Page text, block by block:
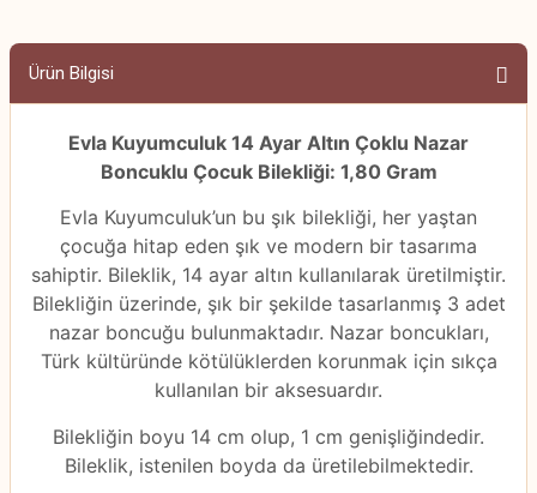
Ürün Bilgisi
Evla Kuyumculuk 14 Ayar Altın Çoklu Nazar
Boncuklu Çocuk Bilekliği: 1,80 Gram
Evla Kuyumculuk’un bu şık bilekliği, her yaştan
çocuğa hitap eden şık ve modern bir tasarıma
sahiptir. Bileklik, 14 ayar altın kullanılarak üretilmiştir.
Bilekliğin üzerinde, şık bir şekilde tasarlanmış 3 adet
nazar boncuğu bulunmaktadır. Nazar boncukları,
Türk kültüründe kötülüklerden korunmak için sıkça
kullanılan bir aksesuardır.
Bilekliğin boyu 14 cm olup, 1 cm genişliğindedir.
Bileklik, istenilen boyda da üretilebilmektedir.